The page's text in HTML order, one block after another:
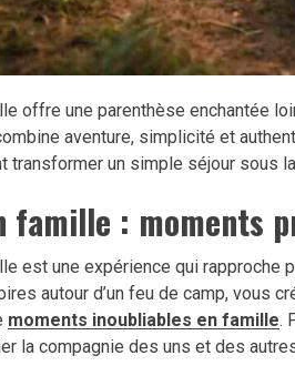
offre une parenthèse enchantée
aventure, simplicité et
transformer un simple séjour sous
famille : moments
est une expérience qui
autour d’un feu de camp, vous
moments inoubliables en famille.
la compagnie des uns et des